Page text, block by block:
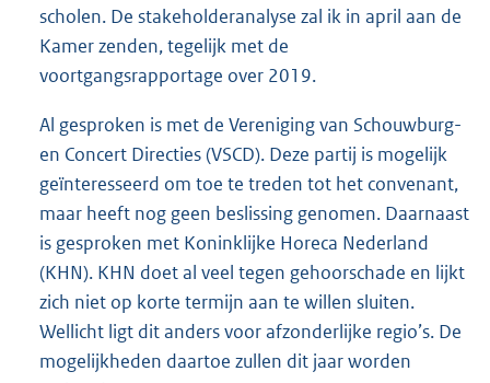
scholen. De stakeholderanalyse zal ik in april aan de
Kamer zenden, tegelijk met de
voortgangsrapportage over 2019.
Al gesproken is met de Vereniging van Schouwburg-
en Concert Directies (VSCD). Deze partij is mogelijk
geïnteresseerd om toe te treden tot het convenant,
maar heeft nog geen beslissing genomen. Daarnaast
is gesproken met Koninklijke Horeca Nederland
(KHN). KHN doet al veel tegen gehoorschade en lijkt
zich niet op korte termijn aan te willen sluiten.
Wellicht ligt dit anders voor afzonderlijke regio’s. De
mogelijkheden daartoe zullen dit jaar worden